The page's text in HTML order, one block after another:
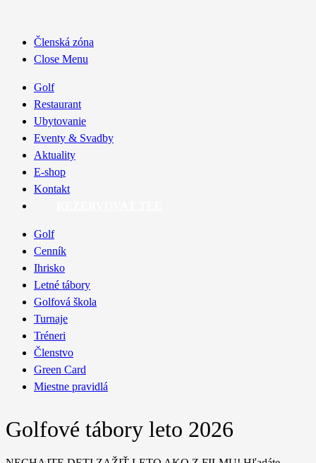
Členská zóna
Close Menu
Golf
Restaurant
Ubytovanie
Eventy & Svadby
Aktuality
E-shop
Kontakt
Golf
Cenník
Ihrisko
Letné tábory
Golfová škola
Turnaje
Tréneri
Členstvo
Green Card
Miestne pravidlá
Golfové tábory leto 2026